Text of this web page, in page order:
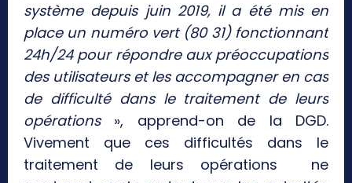
système depuis juin 2019, il a été mis en
place un numéro vert (80 31) fonctionnant
24h/24 pour répondre aux préoccupations
des utilisateurs et les accompagner en cas
de difficulté dans le traitement de leurs
opérations», apprend-on de la DGD.
Vivement que ces difficultés dans le
traitement de leurs opérations ne